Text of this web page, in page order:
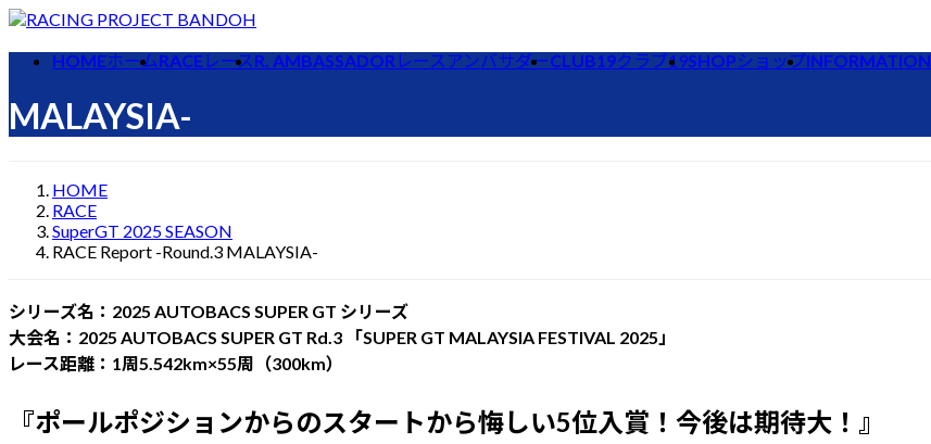
コ
ン
ン
ツ
ナ
ビ
ー
シ
HOMEホームRACE レースR. AMBASSADOR レースアンバサダーCLUB19クラブ19SHOPショップINFORMATION
MALAYSIA-
HOME
RACE
SuperGT 2025 SEASON
RACE Report -Round.3 MALAYSIA-
シリーズ名：2025 AUTOBACS SUPER GT シリーズ
大会名：2025 AUTOBACS SUPER GT Rd.3 「SUPER GT MALAYSIA FESTIVAL 2025」
レース距離：1周5.542km×55周（300km）
『ポールポジションからのスタートから悔しい5位入賞！今後は期待大！』